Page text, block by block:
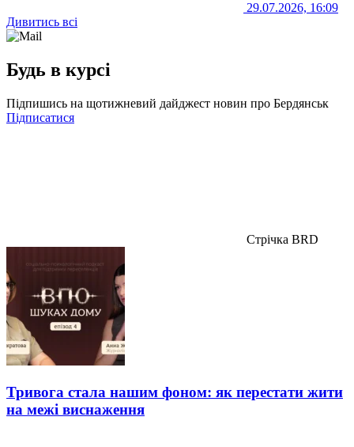
29.07.2026, 16:09
Дивитись всі
Будь в курсі
Підпишись на щотижневий дайджест новин про Бердянськ
Підписатися
Стрічка BRD
Тривога стала нашим фоном: як перестати жити
на межі виснаження